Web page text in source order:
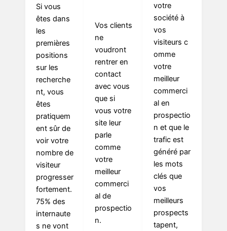
Si vous
êtes dans
les
premières
positions
sur les
recherche
nt, vous
êtes
pratiquem
ent sûr de
voir votre
nombre de
visiteur
progresser
fortement.
75% des
internaute
s ne vont
Vos clients
ne
voudront
rentrer en
contact
avec vous
que si
vous votre
site leur
parle
comme
votre
meilleur
commerci
al de
prospectio
n.
votre
société à
vos
visiteurs c
omme
votre
meilleur
commerci
al en
prospectio
n et que le
trafic est
généré par
les mots
clés que
vos
meilleurs
prospects
tapent,